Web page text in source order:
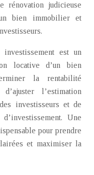
rénovation judicieuse
bien immobilier et
est un
locative d’un bien
la rentabilité
l’estimation
investisseurs et de
Une
pour prendre
et maximiser la